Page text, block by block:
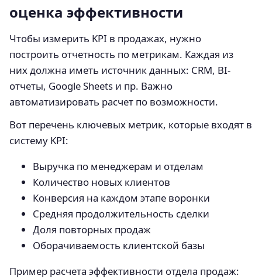
оценка эффективности
Чтобы измерить KPI в продажах, нужно
построить отчетность по метрикам. Каждая из
них должна иметь источник данных: CRM, BI-
отчеты, Google Sheets и пр. Важно
автоматизировать расчет по возможности.
Вот перечень ключевых метрик, которые входят в
систему KPI:
Выручка по менеджерам и отделам
Количество новых клиентов
Конверсия на каждом этапе воронки
Средняя продолжительность сделки
Доля повторных продаж
Оборачиваемость клиентской базы
Пример расчета эффективности отдела продаж: